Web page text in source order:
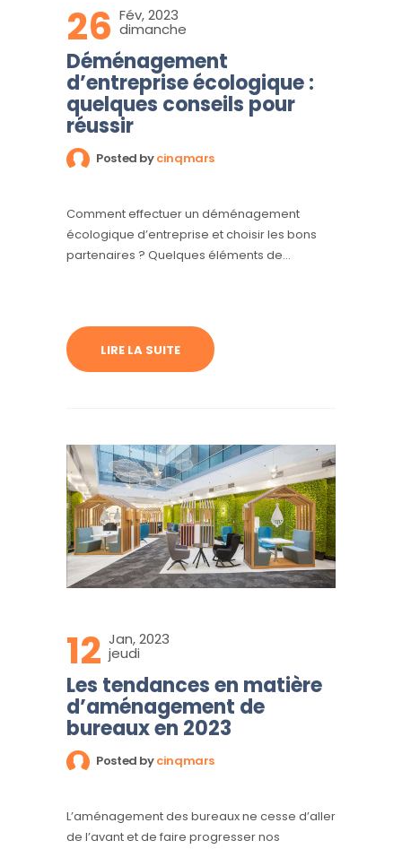
26 Fév, 2023
dimanche
Déménagement
d’entreprise écologique :
quelques conseils pour
réussir
Posted bycinqmars
Comment effectuer un déménagement
écologique d’entreprise et choisir les bons
partenaires ? Quelques éléments de
LIRE LA SUITE
12 Jan, 2023
jeudi
Les tendances en matière
d’aménagement de
bureaux en 2023
Posted bycinqmars
L’aménagement des bureaux ne cesse d’aller
de l’avant et de faire progresser nos